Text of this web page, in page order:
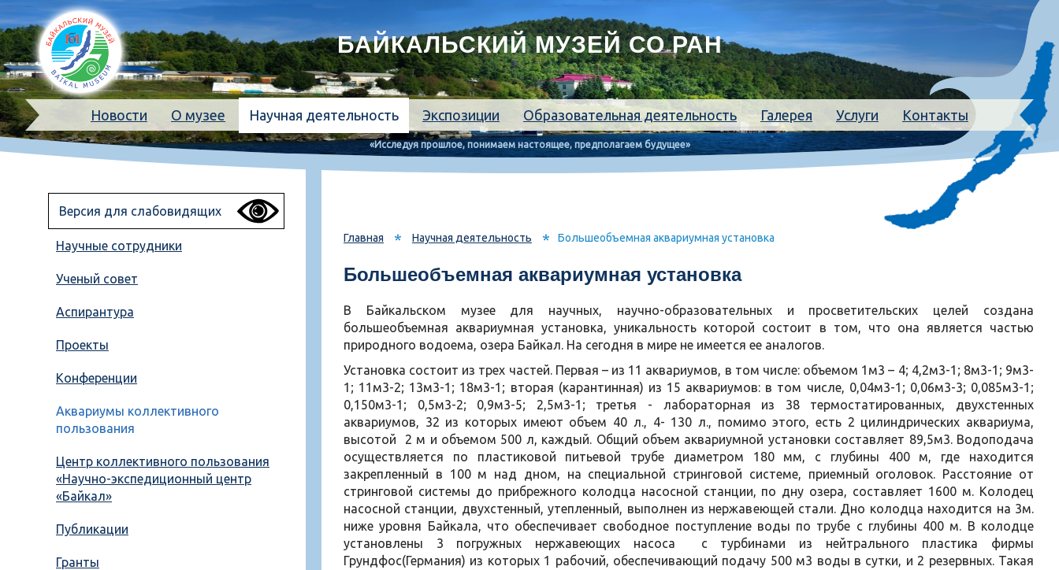
БАЙКАЛЬСКИЙ МУЗЕЙ СО РАН
Новости О музее Научная деятельность Экспозиции Образовательная деятельность Галерея Услуги Контакты
«Исследуя прошлое, понимаем настоящее, предполагаем будущее»
Версия для слабовидящих
Научные сотрудники
Ученый совет
Аспирантура
Проекты
Конференции
Аквариумы коллективного
пользования
Центр коллективного пользования
«Научно-экспедиционный центр
«Байкал»
Публикации
Гранты
Главная * Научная деятельность * Большеобъемная аквариумная установка
Большеобъемная аквариумная установка
В Байкальском музее для научных, научно-образовательных и просветительских целей создана
большеобъемная аквариумная установка, уникальность которой состоит в том, что она является частью
природного водоема, озера Байкал. На сегодня в мире не имеется ее аналогов.
Установка состоит из трех частей. Первая – из 11 аквариумов, в том числе: объемом 1м3 – 4; 4,2м3-1; 8м3-1; 9м3-
1; 11м3-2; 13м3-1; 18м3-1; вторая (карантинная) из 15 аквариумов: в том числе, 0,04м3-1; 0,06м3-3; 0,085м3-1;
0,150м3-1; 0,5м3-2; 0,9м3-5; 2,5м3-1; третья - лабораторная из 38 термостатированных, двухстенных
аквариумов, 32 из которых имеют объем 40 л., 4- 130 л., помимо этого, есть 2 цилиндрических аквариума,
высотой 2 м и объемом 500 л, каждый. Общий объем аквариумной установки составляет 89,5м3. Водоподача
осуществляется по пластиковой питьевой трубе диаметром 180 мм, с глубины 400 м, где находится
закрепленный в 100 м над дном, на специальной стринговой системе, приемный оголовок. Расстояние от
стринговой системы до прибрежного колодца насосной станции, по дну озера, составляет 1600 м. Колодец
насосной станции, двухстенный, утепленный, выполнен из нержавеющей стали. Дно колодца находится на 3м.
ниже уровня Байкала, что обеспечивает свободное поступление воды по трубе с глубины 400 м. В колодце
установлены 3 погружных нержавеющих насоса с турбинами из нейтрального пластика фирмы
Грундфос(Германия) из которых 1 рабочий, обеспечивающий подачу 500 м3 воды в сутки, и 2 резервных. Такая